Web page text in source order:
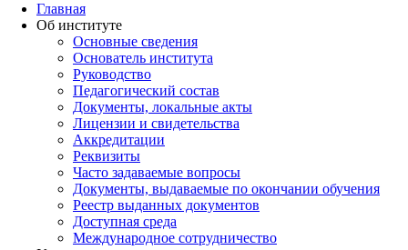
Главная
Об институте
Основные сведения
Основатель института
Руководство
Педагогический состав
Документы, локальные акты
Лицензии и свидетельства
Аккредитации
Реквизиты
Часто задаваемые вопросы
Документы, выдаваемые по окончании обучения
Реестр выданных документов
Доступная среда
Международное сотрудничество